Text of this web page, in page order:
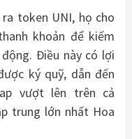
token UNI, họ cho
khoản để kiếm
Điều này có lợi
ký quỹ, dẫn đến
vượt lên trên cả
trung lớn nhất Hoa